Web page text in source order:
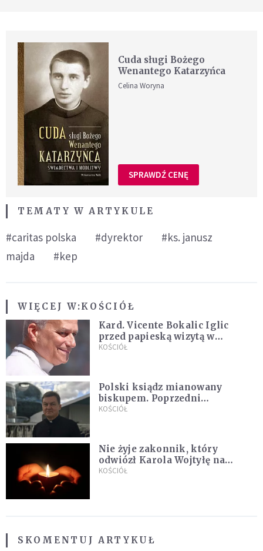
Cuda sługi Bożego
Wenantego Katarzyńca
Celina Woryna
SPRAWDŹ CENĘ
TEMATY W ARTYKULE
#caritas polska #dyrektor
#ks. janusz
majda
#kep
WIĘCEJ W:KOŚCIÓŁ
Kard. Vicente Bokalic Iglic
przed papieską wizytą w
Argentynie: Nasz pokorny lud
KOŚCIÓŁ
Polski ksiądz mianowany
biskupem. Poprzedni
ordynariusz zrezygnował
KOŚCIÓŁ
Nie żyje zakonnik, który
odwiózł Karola Wojtyłę na
konklawe. Jan Paweł II nazywał
KOŚCIÓŁ
SKOMENTUJ ARTYKUŁ